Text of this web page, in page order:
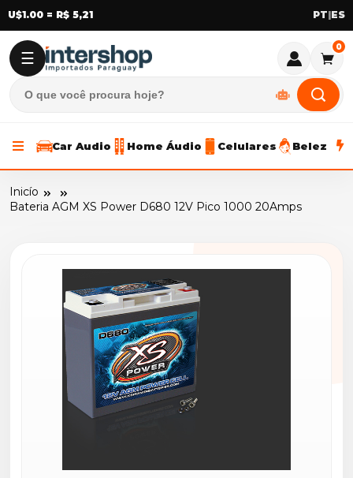
U$1.00 = R$ 5,21 |
☰
0
Car Audio Home Áudio Celulares Beleza
Inicío
Bateria AGM XS Power D680 12V Pico 1000 20Amps